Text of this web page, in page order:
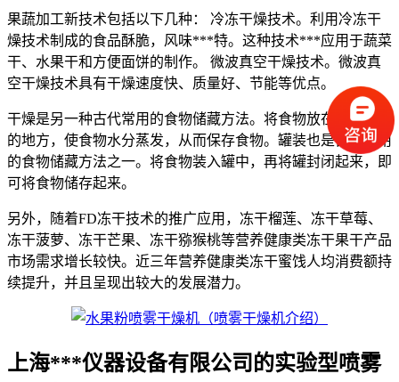
果蔬加工新技术包括以下几种： 冷冻干燥技术。利用冷冻干
燥技术制成的食品酥脆，风味***特。这种技术***应用于蔬菜
干、水果干和方便面饼的制作。 微波真空干燥技术。微波真
空干燥技术具有干燥速度快、质量好、节能等优点。
干燥是另一种古代常用的食物储藏方法。将食物放在阳光直射
的地方，使食物水分蒸发，从而保存食物。罐装也是古代常用
的食物储藏方法之一。将食物装入罐中，再将罐封闭起来，即
可将食物储存起来。
另外，随着FD冻干技术的推广应用，冻干榴莲、冻干草莓、
冻干菠萝、冻干芒果、冻干猕猴桃等营养健康类冻干果干产品
市场需求增长较快。近三年营养健康类冻干蜜饯人均消费额持
续提升，并且呈现出较大的发展潜力。
上海***仪器设备有限公司的实验型喷雾